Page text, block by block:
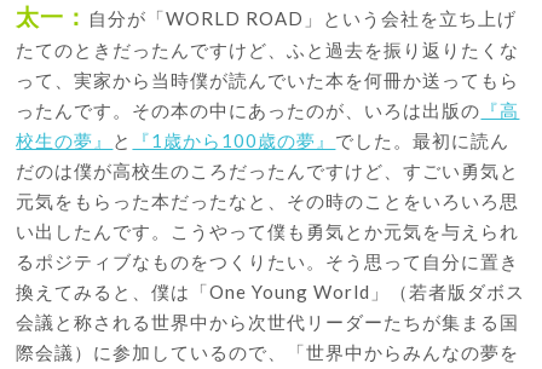
太一： 自分が「WORLD ROAD」という会社を立ち上げ
たてのときだったんですけど、ふと過去を振り返りたくな
って、実家から当時僕が読んでいた本を何冊か送ってもら
ったんです。その本の中にあったのが、いろは出版の 『高
校生の夢』 と 『1歳から100歳の夢』 でした。最初に読ん
だのは僕が高校生のころだったんですけど、すごい勇気と
元気をもらった本だったなと、その時のことをいろいろ思
い出したんです。こうやって僕も勇気とか元気を与えられ
るポジティブなものをつくりたい。そう思って自分に置き
換えてみると、僕は「One Young World」（若者版ダボス
会議と称される世界中から次世代リーダーたちが集まる国
際会議）に参加しているので、「世界中からみんなの夢を